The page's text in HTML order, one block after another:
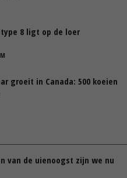
8 ligt op de loer
groeit in Canada: 500 koeien
van de uienoogst zijn we nu